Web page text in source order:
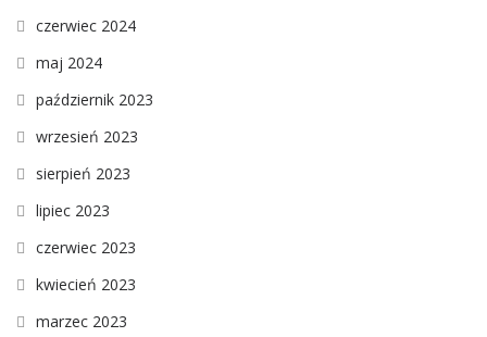
czerwiec 2024
maj 2024
październik 2023
wrzesień 2023
sierpień 2023
lipiec 2023
czerwiec 2023
kwiecień 2023
marzec 2023